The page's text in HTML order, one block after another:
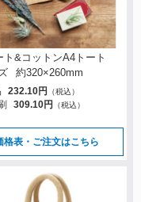
ト&コットンA4トート
約320×260mm
232.10円 （税込）
309.10円 （税込）
格表・ご注文はこちら